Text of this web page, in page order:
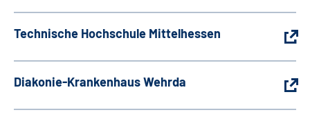
Technische Hochschule Mittelhessen
Diakonie-Krankenhaus Wehrda